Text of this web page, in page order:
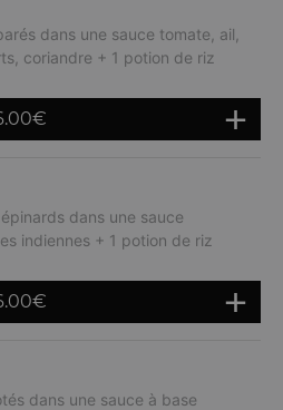
dans une sauce tomate, ail,
coriandre + 1 potion de riz
€
dans une sauce
indiennes + 1 potion de riz
€
dans une sauce à base